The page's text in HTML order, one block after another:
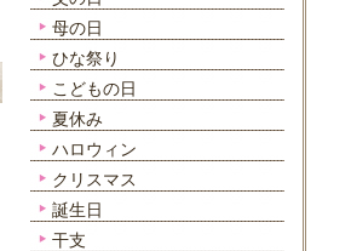
母の日
ひな祭り
こどもの日
夏休み
ハロウィン
クリスマス
誕生日
干支